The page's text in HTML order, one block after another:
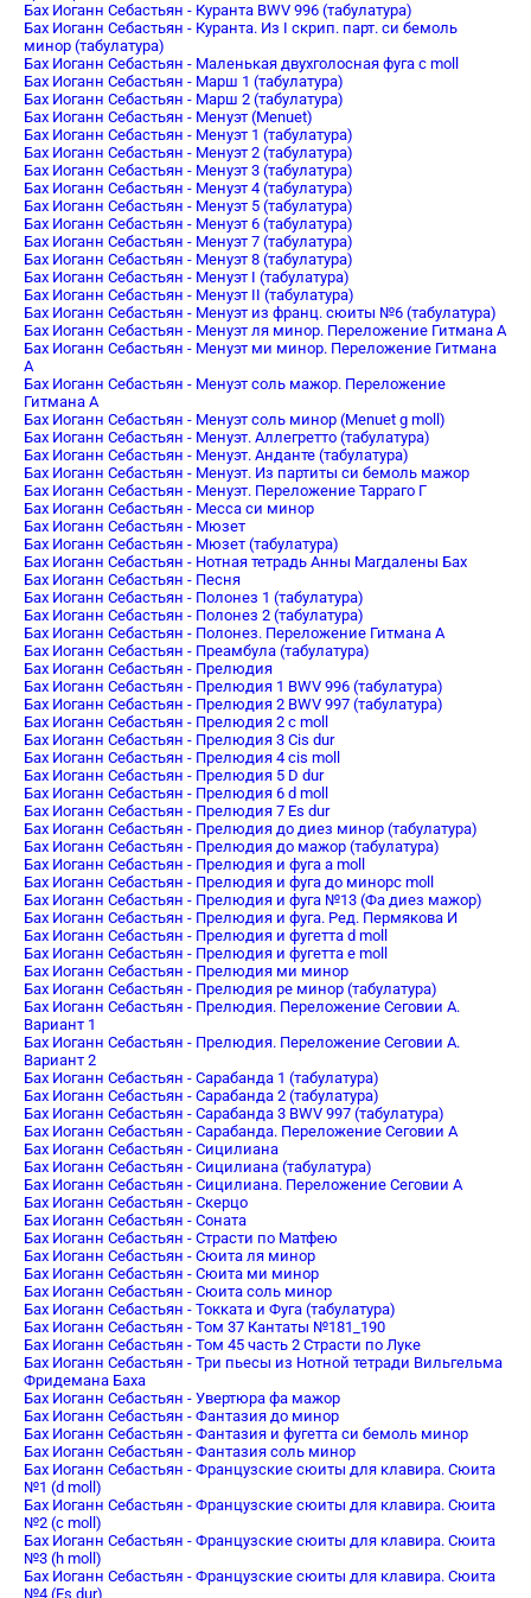
Бах Иоганн Себастьян - Куранта BWV 996 (табулатура)
Бах Иоганн Себастьян - Куранта. Из I скрип. парт. си бемоль
минор (табулатура)
Бах Иоганн Себастьян - Маленькая двухголосная фуга c moll
Бах Иоганн Себастьян - Марш 1 (табулатура)
Бах Иоганн Себастьян - Марш 2 (табулатура)
Бах Иоганн Себастьян - Менуэт (Menuet)
Бах Иоганн Себастьян - Менуэт 1 (табулатура)
Бах Иоганн Себастьян - Менуэт 2 (табулатура)
Бах Иоганн Себастьян - Менуэт 3 (табулатура)
Бах Иоганн Себастьян - Менуэт 4 (табулатура)
Бах Иоганн Себастьян - Менуэт 5 (табулатура)
Бах Иоганн Себастьян - Менуэт 6 (табулатура)
Бах Иоганн Себастьян - Менуэт 7 (табулатура)
Бах Иоганн Себастьян - Менуэт 8 (табулатура)
Бах Иоганн Себастьян - Менуэт I (табулатура)
Бах Иоганн Себастьян - Менуэт II (табулатура)
Бах Иоганн Себастьян - Менуэт из франц. сюиты №6 (табулатура)
Бах Иоганн Себастьян - Менуэт ля минор. Переложение Гитмана А
Бах Иоганн Себастьян - Менуэт ми минор. Переложение Гитмана
А
Бах Иоганн Себастьян - Менуэт соль мажор. Переложение
Гитмана А
Бах Иоганн Себастьян - Менуэт соль минор (Menuet g moll)
Бах Иоганн Себастьян - Менуэт. Аллегретто (табулатура)
Бах Иоганн Себастьян - Менуэт. Анданте (табулатура)
Бах Иоганн Себастьян - Менуэт. Из партиты си бемоль мажор
Бах Иоганн Себастьян - Менуэт. Переложение Тарраго Г
Бах Иоганн Себастьян - Месса си минор
Бах Иоганн Себастьян - Мюзет
Бах Иоганн Себастьян - Мюзет (табулатура)
Бах Иоганн Себастьян - Нотная тетрадь Анны Магдалены Бах
Бах Иоганн Себастьян - Песня
Бах Иоганн Себастьян - Полонез 1 (табулатура)
Бах Иоганн Себастьян - Полонез 2 (табулатура)
Бах Иоганн Себастьян - Полонез. Переложение Гитмана А
Бах Иоганн Себастьян - Преамбула (табулатура)
Бах Иоганн Себастьян - Прелюдия
Бах Иоганн Себастьян - Прелюдия 1 BWV 996 (табулатура)
Бах Иоганн Себастьян - Прелюдия 2 BWV 997 (табулатура)
Бах Иоганн Себастьян - Прелюдия 2 c moll
Бах Иоганн Себастьян - Прелюдия 3 Cis dur
Бах Иоганн Себастьян - Прелюдия 4 cis moll
Бах Иоганн Себастьян - Прелюдия 5 D dur
Бах Иоганн Себастьян - Прелюдия 6 d moll
Бах Иоганн Себастьян - Прелюдия 7 Es dur
Бах Иоганн Себастьян - Прелюдия до диез минор (табулатура)
Бах Иоганн Себастьян - Прелюдия до мажор (табулатура)
Бах Иоганн Себастьян - Прелюдия и фуга a moll
Бах Иоганн Себастьян - Прелюдия и фуга до минорc moll
Бах Иоганн Себастьян - Прелюдия и фуга №13 (Фа диез мажор)
Бах Иоганн Себастьян - Прелюдия и фуга. Ред. Пермякова И
Бах Иоганн Себастьян - Прелюдия и фугетта d moll
Бах Иоганн Себастьян - Прелюдия и фугетта e moll
Бах Иоганн Себастьян - Прелюдия ми минор
Бах Иоганн Себастьян - Прелюдия ре минор (табулатура)
Бах Иоганн Себастьян - Прелюдия. Переложение Сеговии А.
Вариант 1
Бах Иоганн Себастьян - Прелюдия. Переложение Сеговии А.
Вариант 2
Бах Иоганн Себастьян - Сарабанда 1 (табулатура)
Бах Иоганн Себастьян - Сарабанда 2 (табулатура)
Бах Иоганн Себастьян - Сарабанда 3 BWV 997 (табулатура)
Бах Иоганн Себастьян - Сарабанда. Переложение Сеговии А
Бах Иоганн Себастьян - Сицилиана
Бах Иоганн Себастьян - Сицилиана (табулатура)
Бах Иоганн Себастьян - Сицилиана. Переложение Сеговии А
Бах Иоганн Себастьян - Скерцо
Бах Иоганн Себастьян - Соната
Бах Иоганн Себастьян - Страсти по Матфею
Бах Иоганн Себастьян - Сюита ля минор
Бах Иоганн Себастьян - Сюита ми минор
Бах Иоганн Себастьян - Сюита соль минор
Бах Иоганн Себастьян - Токката и Фуга (табулатура)
Бах Иоганн Себастьян - Том 37 Кантаты №181_190
Бах Иоганн Себастьян - Том 45 часть 2 Страсти по Луке
Бах Иоганн Себастьян - Три пьесы из Нотной тетради Вильгельма
Фридемана Баха
Бах Иоганн Себастьян - Увертюра фа мажор
Бах Иоганн Себастьян - Фантазия до минор
Бах Иоганн Себастьян - Фантазия и фугетта си бемоль минор
Бах Иоганн Себастьян - Фантазия соль минор
Бах Иоганн Себастьян - Французские сюиты для клавира. Сюита
№1 (d moll)
Бах Иоганн Себастьян - Французские сюиты для клавира. Сюита
№2 (c moll)
Бах Иоганн Себастьян - Французские сюиты для клавира. Сюита
№3 (h moll)
Бах Иоганн Себастьян - Французские сюиты для клавира. Сюита
№4 (Es dur)